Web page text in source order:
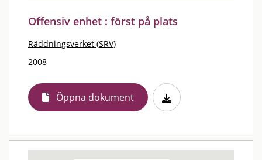
Offensiv enhet : först på plats
Räddningsverket (SRV)
2008
Öppna dokument